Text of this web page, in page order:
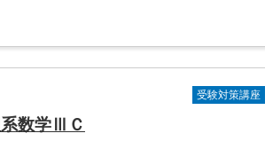
受験対策講座
数学ⅢＣ